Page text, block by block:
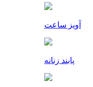
آویز ساعت
پابند زنانه